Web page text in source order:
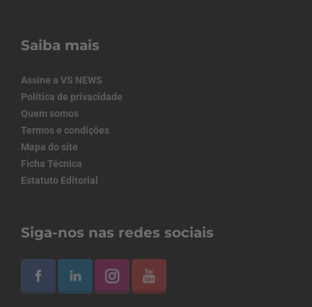
Saiba mais
Assine a VS NEWS
Política de privacidade
Quem somos
Termos e condições
Mapa do site
Ficha Técnica
Estatuto Editorial
Siga-nos nas redes sociais